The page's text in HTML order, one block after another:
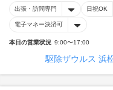
出張・訪問専門 日祝OK
電子マネー決済可
本日の営業状況 9:00〜17:00
駆除ザウルス 浜